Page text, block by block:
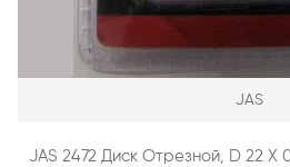
JAS
JAS 2472 Диск Отрезной, D 22 Х